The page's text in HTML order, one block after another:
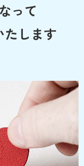
って
たします